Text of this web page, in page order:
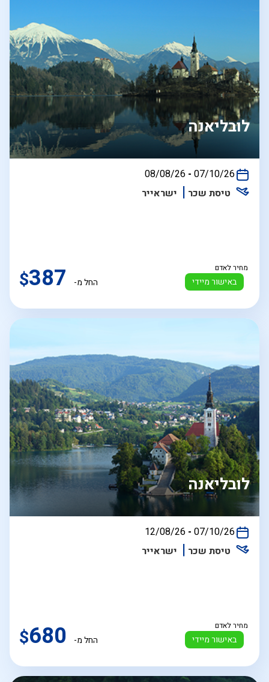
לובליאנה
בין
התאריכים,
08/08/26 - 07/10/26
טיסת שכר
ישראייר
באישור מיידי
מחיר לאדם
החל מ- $387
לובליאנה
בין
התאריכים,
12/08/26 - 07/10/26
טיסת שכר
ישראייר
באישור מיידי
מחיר לאדם
החל מ- $680